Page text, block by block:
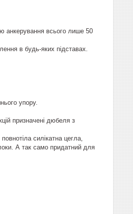
анкерування всього лише 50
в будь-яких підставах.
упору.
призначені дюбеля з
силікатна цегла,
А так само придатний для